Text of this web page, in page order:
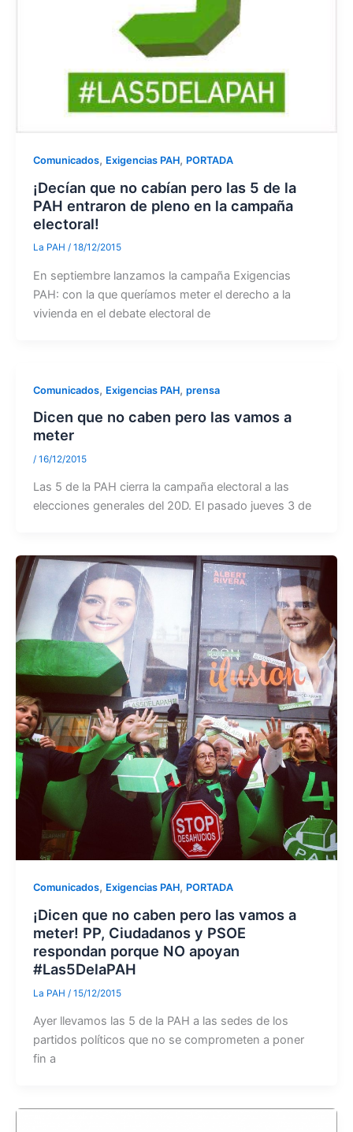
Comunicados, Exigencias PAH, PORTADA
¡Decían que no cabían pero las 5 de la
PAH entraron de pleno en la campaña
electoral!
La PAH / 18/12/2015
En septiembre lanzamos la campaña Exigencias
PAH: con la que queríamos meter el derecho a la
vivienda en el debate electoral de
Comunicados, Exigencias PAH, prensa
Dicen que no caben pero las vamos a
meter
/ 16/12/2015
Las 5 de la PAH cierra la campaña electoral a las
elecciones generales del 20D. El pasado jueves 3 de
Comunicados, Exigencias PAH, PORTADA
¡Dicen que no caben pero las vamos a
meter! PP, Ciudadanos y PSOE
respondan porque NO apoyan
#Las5DelaPAH
La PAH / 15/12/2015
Ayer llevamos las 5 de la PAH a las sedes de los
partidos políticos que no se comprometen a poner
fin a